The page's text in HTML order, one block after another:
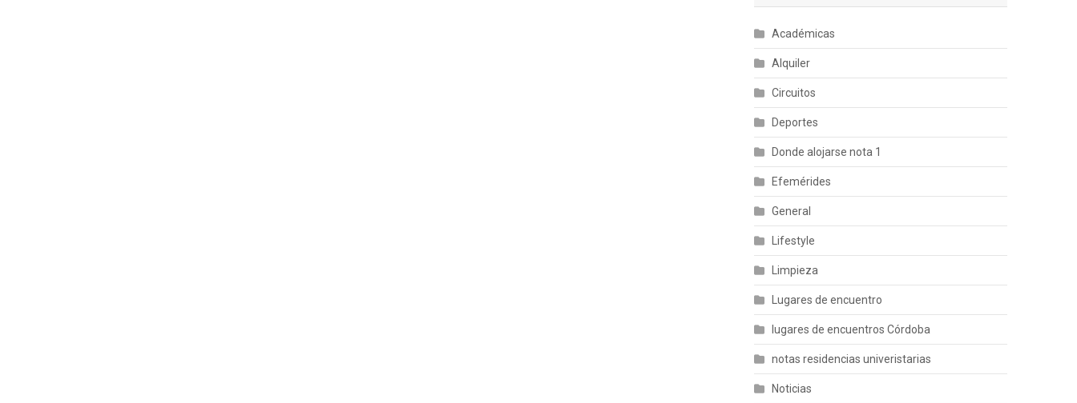
Académicas
Alquiler
Circuitos
Deportes
Donde alojarse nota 1
Efemérides
General
Lifestyle
Limpieza
Lugares de encuentro
lugares de encuentros Córdoba
notas residencias univeristarias
Noticias